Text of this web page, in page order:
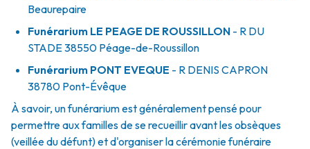
Beaurepaire
Funérarium LE PEAGE DE ROUSSILLON - R DU
STADE38550 Péage-de-Roussillon
Funérarium PONT EVEQUE - R DENIS CAPRON
38780 Pont-Évêque
À savoir, un funérarium est généralement pensé pour
permettre aux familles de se recueillir avant les obsèques
(veillée du défunt) et d'organiser la cérémonie funéraire